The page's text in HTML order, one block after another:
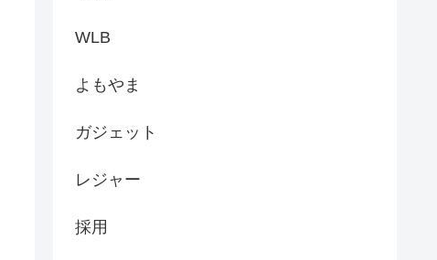
WLB
よもやま
ガジェット
レジャー
採用